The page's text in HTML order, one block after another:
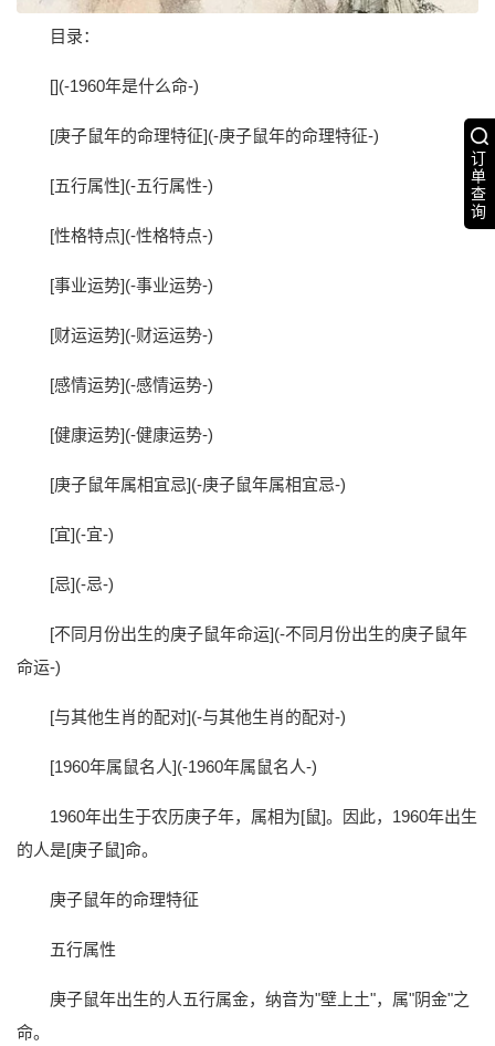
订
单
查
询
目录：
[](-1960年是什么命-)
[庚子鼠年的命理特征](-庚子鼠年的命理特征-)
[五行属性](-五行属性-)
[性格特点](-性格特点-)
[事业运势](-事业运势-)
[财运运势](-财运运势-)
[感情运势](-感情运势-)
[健康运势](-健康运势-)
[庚子鼠年属相宜忌](-庚子鼠年属相宜忌-)
[宜](-宜-)
[忌](-忌-)
[不同月份出生的庚子鼠年命运](-不同月份出生的庚子鼠年
命运-)
[与其他生肖的配对](-与其他生肖的配对-)
[1960年属鼠名人](-1960年属鼠名人-)
1960年出生于农历庚子年，属相为[鼠]。因此，1960年出生
的人是[庚子鼠]命。
庚子鼠年的命理特征
五行属性
庚子鼠年出生的人五行属金，纳音为"壁上土"，属"阴金"之
命。